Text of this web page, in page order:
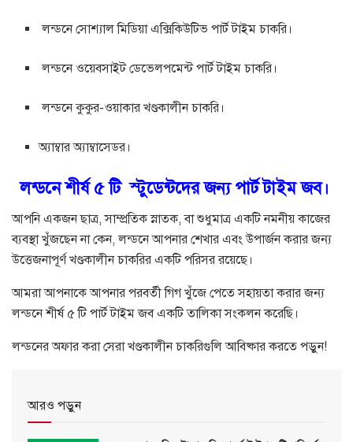
লন্ডনে সোশ্যাল মিডিয়া এক্সিকিউটিভ পার্ট টাইম চাকরি।
লন্ডনে ওয়েবসাইট ডেভেলপমেন্ট পার্ট টাইম চাকরি।
লন্ডনে কুকুর-ওয়াকার খণ্ডকালীন চাকরি।
অ্যাম্বার অ্যাম্বাসেডর।
লন্ডনে শীর্ষ ৫ টি স্টুডেন্টদের জন্য পার্ট টাইম জব।
আপনি একজন ছাত্র, সাম্প্রতিক স্নাতক, বা শুধুমাত্র একটি নমনীয় কাজের
ব্যবস্থা খুঁজছেন না কেন, লন্ডনে আপনার শেখার এবং উপার্জন করার জন্য
উত্তেজনাপূর্ণ খণ্ডকালীন চাকরির একটি পরিসর রয়েছে।
আমরা আপনাকে আপনার পরবর্তী গিগ খুঁজে পেতে সহায়তা করার জন্য
লন্ডনে শীর্ষ ৫ টি পার্ট টাইম জব একটি তালিকা সংকলন করেছি।
লন্ডনের অফার করা সেরা খণ্ডকালীন চাকরিগুলি আবিষ্কার করতে পড়ুন!
আরও পড়ুন